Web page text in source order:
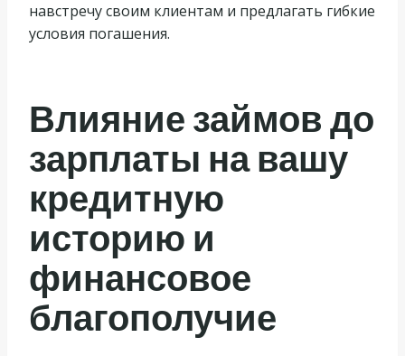
навстречу своим клиентам и предлагать гибкие
условия погашения.
Влияние займов до
зарплаты на вашу
кредитную
историю и
финансовое
благополучие